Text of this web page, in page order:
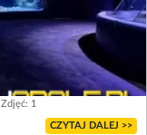
Zdjęć: 1
CZYTAJ DALEJ >>